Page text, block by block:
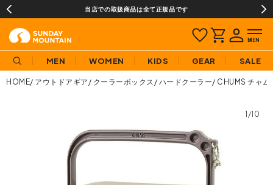
当店での取扱商品は全て正規品です
MEN WOMEN KIDS GEAR SALE
HOME アウトドアギア クーラーボックス ハードクーラー CHUMS チャム
1/10